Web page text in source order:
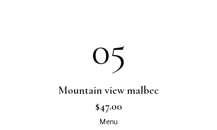
05
Mountain view malbec
$47.00
Menu